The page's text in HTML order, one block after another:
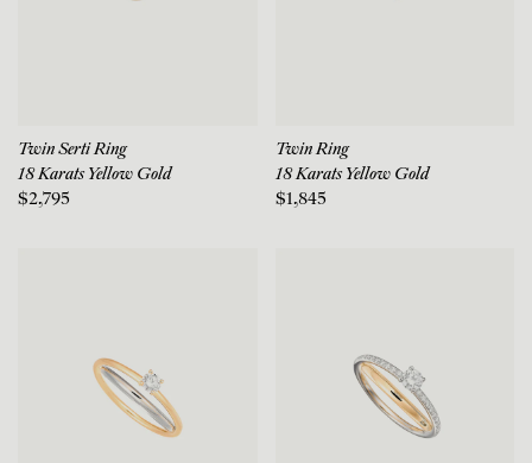
Twin Serti Ring
18 Karats Yellow Gold
$2,795
Twin Ring
18 Karats Yellow Gold
$1,845